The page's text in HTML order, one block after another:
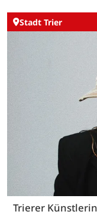
Stadt Trier
Trierer